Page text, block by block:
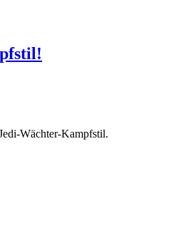
Wächter-Kampfstil.